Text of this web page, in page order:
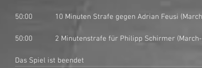
50:00		10 Minuten Strafe gegen Adrian Feusi
50:00		2 Minutenstrafe für Philipp Schirmer
Das Spiel ist beendet